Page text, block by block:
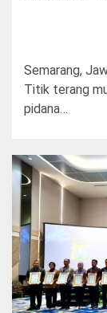
Semarang,
Titik terang
pidana…